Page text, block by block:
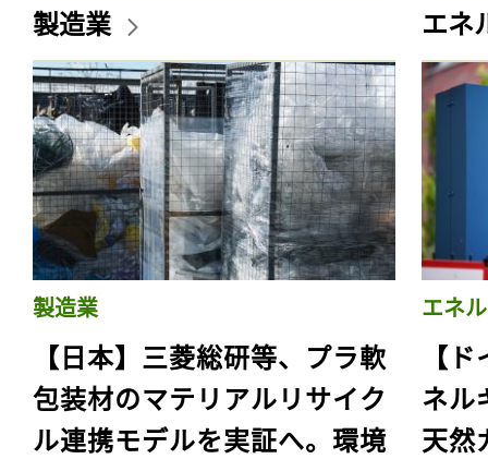
製造業
製造業
【日本】三菱総研等、プラ軟
包装材のマテリアルリサイク
ル連携モデルを実証へ。環境
エネ
エネ
【
ネル
天然